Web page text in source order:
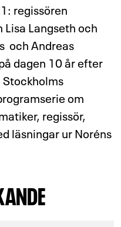
regissören
Lisa Langseth och
och Andreas
dagen 10 år efter
om
regissör,
läsningar ur Noréns